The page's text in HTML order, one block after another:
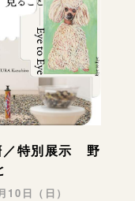
／特別展示 野
日（日）